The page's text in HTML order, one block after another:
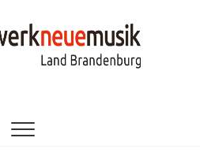
musik